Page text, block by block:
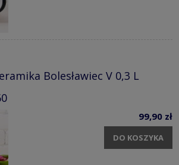
Bolesławiec V 0,3 L
99,90 zł
DO KOSZYKA